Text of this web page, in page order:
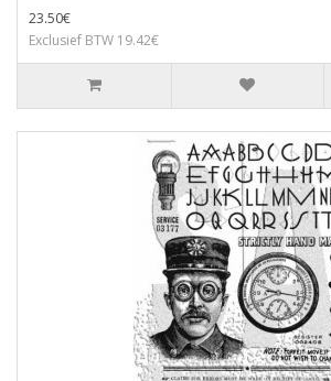
23.50€
Exclusief BTW 19.42€